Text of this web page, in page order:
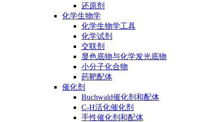
还原剂
化学生物学
化学生物学工具
化学试剂
交联剂
显色底物与化学发光底物
小分子化合物
药靶配体
催化剂
Buchwald催化剂和配体
C-H活化催化剂
手性催化剂和配体